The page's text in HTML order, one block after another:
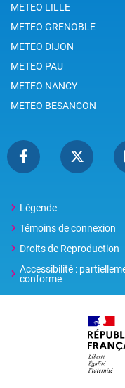
METEO LILLE
METEO GRENOBLE
METEO DIJON
METEO PAU
METEO NANCY
METEO BESANCON
Légende
Témoins de connexion
Droits de Reproduction
Accessibilité :
conforme